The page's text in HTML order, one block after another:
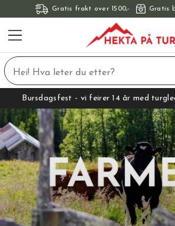
Gratis frakt over 1500,- Gratis
Bursdagsfest - vi feirer 14 år med